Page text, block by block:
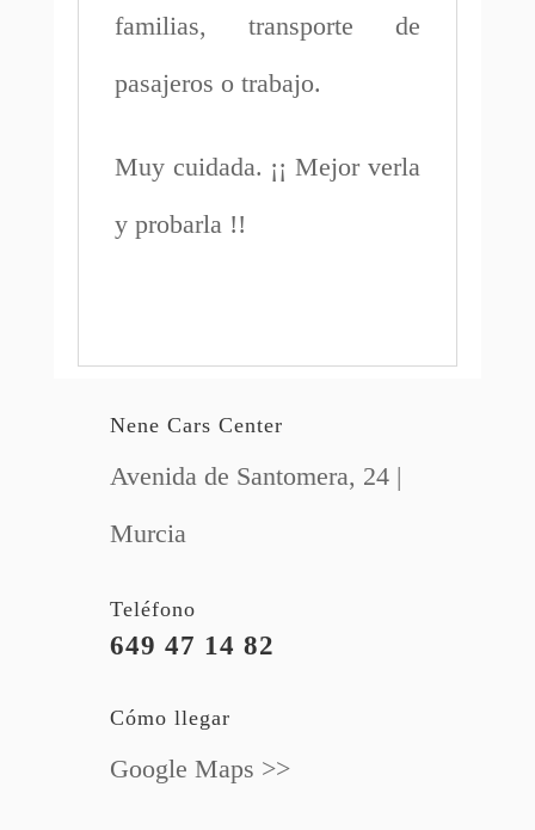
familias, transporte de
pasajeros o trabajo.
Muy cuidada. ¡¡ Mejor verla
y probarla !!
Nene Cars Center
Avenida de Santomera, 24 |
Murcia
Teléfono
649 47 14 82
Cómo llegar
Google Maps >>